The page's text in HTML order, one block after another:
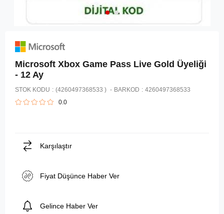
Microsoft Xbox Game Pass Live Gold Üyeliği
- 12 Ay
STOK KODU (4260497368533 ) BARKOD : 4260497368533
0.0
Karşılaştır
Fiyat Düşünce Haber Ver
Gelince Haber Ver